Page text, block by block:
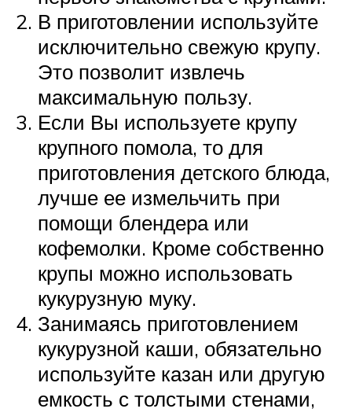
В приготовлении используйте
исключительно свежую крупу.
Это позволит извлечь
максимальную пользу.
Если Вы используете крупу
крупного помола, то для
приготовления детского блюда,
лучше ее измельчить при
помощи блендера или
кофемолки. Кроме собственно
крупы можно использовать
кукурузную муку.
Занимаясь приготовлением
кукурузной каши, обязательно
используйте казан или другую
емкость с толстыми стенами,